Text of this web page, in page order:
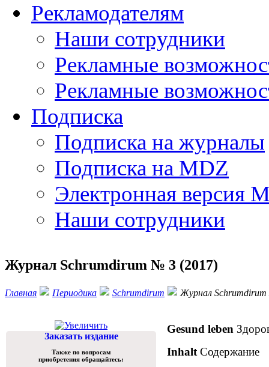
Рекламодателям
Наши сотрудники
Рекламные
Рекламные
Подписка
Подписка на журналы
Подписка на MDZ
Электронная версия
Наши сотрудники
Журнал Schrumdirum № 3 (2017)
Главная Периодика Schrumdirum
Журнал
Заказать издание
Также по вопросам
приобретения обращайтесь:
Gesund leben
Inhalt Содержание